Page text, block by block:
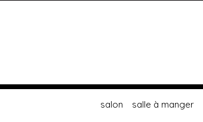
salon salle à manger